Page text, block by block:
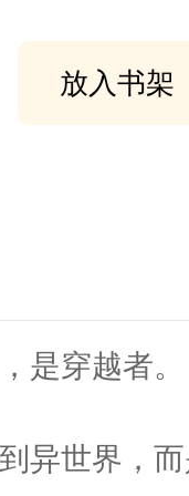
放入书架
是穿越者。
异世界，